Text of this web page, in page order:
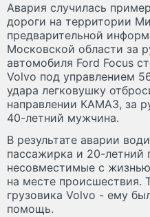
Авария случилась
дороги на территории
предварительной
Московской области за
автомобиля Ford Focus
Volvo под управлением
удара легковушку
направлении КАМАЗ, за
40-летний мужчина.
В результате аварии
пассажирка и 20-летний
несовместимые с
на месте происшествия.
грузовика Volvo - ему
помощь.